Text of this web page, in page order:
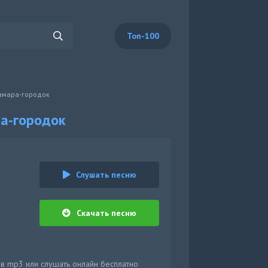
Топ-100
городок
городок
Слушать песню
Скачать песню
mp3 или слушать онлайн бесплатно